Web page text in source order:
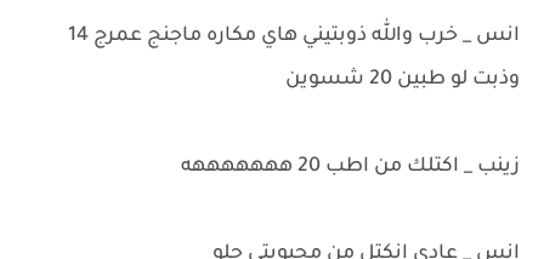
انس _ خرب والله ذوبتيني هاي مكاره ماجنج عمرج 14
وذبت لو طبين 20 شسوين
زينب _ اكتلك من اطب 20 هههههههه
انس _ عادي انكتل من محبوبتي حلو